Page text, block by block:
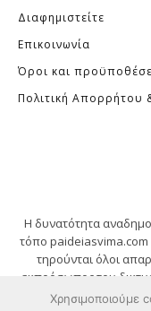
Διαφημιστείτε
Επικοινωνία
Όροι και
Πολιτική Απορρήτου
Η δυνατότητα
τόπο paideiasvima.com
τηρούνται όλοι
εκπρόσωπος του
χωρίς ειδοποίηση,
Χρησιμοποιούμε